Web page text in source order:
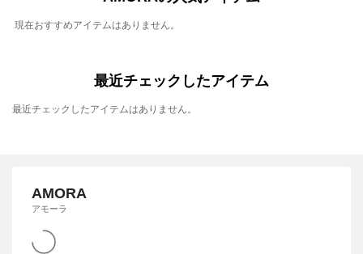
現在おすすめアイテムはありません。
最近チェックしたアイテム
最近チェックしたアイテムはありません。
AMORA
アモーラ